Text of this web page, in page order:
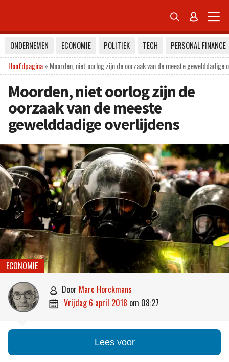
 
ONDERNEMEN ECONOMIE POLITIEK TECH
PERSONAL FINANCE
Hoofdpagina» Moorden, niet oorlog zijn de oorzaak van de meeste gewelddadige
Moorden, niet oorlog zijn de
oorzaak van de meeste
gewelddadige overlijdens
ECONOMIE
 door Marc Horckmans
 vrijdag 6 april 2018 om 08:27
Lees voor